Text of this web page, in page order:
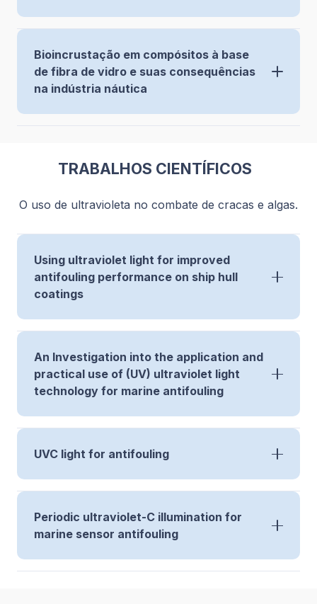
Bioincrustação em compósitos à base
de fibra de vidro e suas consequências
na indústria náutica
TRABALHOS CIENTÍFICOS
O uso de ultravioleta no combate de cracas e algas.
Using ultraviolet light for improved
antifouling performance on ship hull
coatings
An Investigation into the application and
practical use of (UV) ultraviolet light
technology for marine antifouling
UVC light for antifouling
Periodic ultraviolet-C illumination for
marine sensor antifouling